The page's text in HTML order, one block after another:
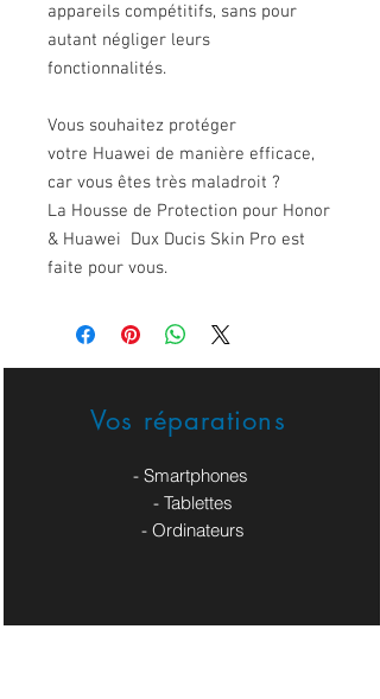
appareils compétitifs, sans pour
autant négliger leurs
fonctionnalités.
Vous souhaitez protéger
votre Huawei de manière efficace,
car vous êtes très maladroit ?
La Housse de Protection pour Honor
& Huawei Dux Ducis Skin Pro est
faite pour vous.
Vos réparations
- Smartphones
- Tablettes
- Ordinateurs